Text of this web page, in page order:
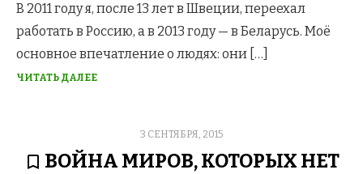
В 2011 году я, после 13 лет в Швеции, переехал
работать в Россию, а в 2013 году — в Беларусь. Моё
основное впечатление о людях: они […]
ЧИТАТЬ ДАЛЕЕ
POSTED
3 СЕНТЯБРЯ, 2015
ВОЙНА МИРОВ, КОТОРЫХ НЕТ